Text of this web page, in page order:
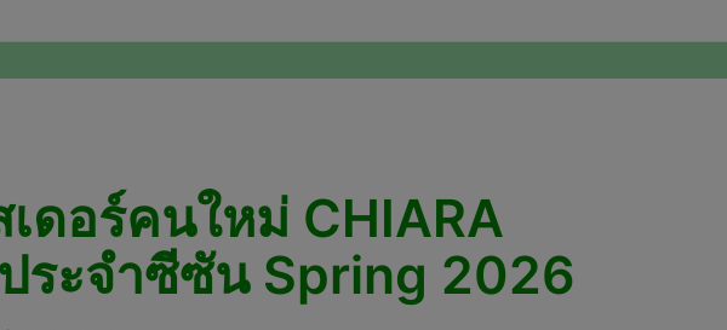
ดอร์คนใหม่ CHIARA
ระจำซีซัน Spring 2026